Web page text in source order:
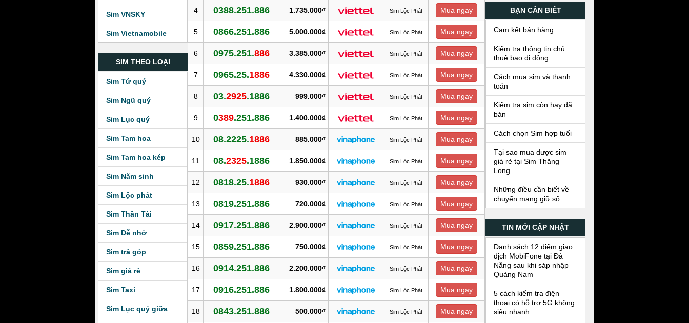
Sim VNSKY
Sim Vietnamobile
SIM THEO LOẠI
Sim Tứ quý
Sim Ngũ quý
Sim Lục quý
Sim Tam hoa
Sim Tam hoa kép
Sim Năm sinh
Sim Lộc phát
Sim Thần Tài
Sim Dễ nhớ
Sim trả góp
Sim giá rẻ
Sim Taxi
Sim Lục quý giữa
4 0388.251.886 1.735.000₫ Sim Lộc Phát Mua ngay
5 0866.251.886 5.000.000₫ Sim Lộc Phát Mua ngay
6 0975.251.886 3.385.000₫ Sim Lộc Phát Mua ngay
7 0965.25.1886 4.330.000₫ Sim Lộc Phát Mua ngay
8 03.2925.1886 999.000₫ Sim Lộc Phát Mua ngay
9 0389.251.886 1.400.000₫ Sim Lộc Phát Mua ngay
10 08.2225.1886 885.000₫ Sim Lộc Phát Mua ngay
11 08.2325.1886 1.850.000₫ Sim Lộc Phát Mua ngay
12 0818.25.1886 930.000₫ Sim Lộc Phát Mua ngay
13 0819.251.886 720.000₫ Sim Lộc Phát Mua ngay
14 0917.251.886 2.900.000₫ Sim Lộc Phát Mua ngay
15 0859.251.886 750.000₫ Sim Lộc Phát Mua ngay
16 0914.251.886 2.200.000₫ Sim Lộc Phát Mua ngay
17 0916.251.886 1.800.000₫ Sim Lộc Phát Mua ngay
18 0843.251.886 500.000₫ Sim Lộc Phát Mua ngay
BẠN CẦN BIẾT
Cam kết bán hàng
Kiểm tra thông tin chủ
thuê bao di động
Cách mua sim và thanh
toán
Kiểm tra sim còn hay đã
bán
Cách chọn Sim hợp tuổi
Tại sao mua được sim
giá rẻ tại Sim Thăng
Long
Những điều cần biết về
chuyển mạng giữ số
TIN MỚI CẬP NHẬT
Danh sách 12 điểm giao
dịch MobiFone tại Đà
Nẵng sau khi sáp nhập
Quảng Nam
5 cách kiểm tra điện
thoại có hỗ trợ 5G không
siêu nhanh